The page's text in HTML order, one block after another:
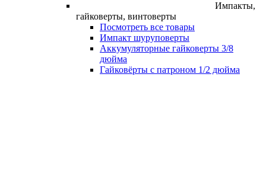
Импакты,
гайковерты, винтоверты
Посмотреть все товары
Импакт шуруповерты
Аккумуляторные гайковерты 3/8
дюйма
Гайковёрты с патроном 1/2 дюйма